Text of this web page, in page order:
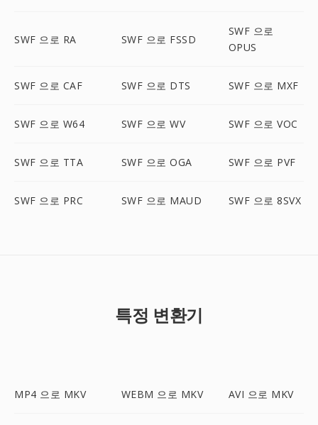
SWF 으로 RA SWF 으로 FSSD
SWF 으로
OPUS
SWF 으로 CAF SWF 으로 DTS SWF 으로 MXF
SWF 으로 W64 SWF 으로 WV SWF 으로 VOC
SWF 으로 TTA SWF 으로 OGA SWF 으로 PVF
SWF 으로 PRC SWF 으로 MAUD SWF 으로 8SVX
특정 변환기
MP4 으로 MKV WEBM 으로 MKV AVI 으로 MKV